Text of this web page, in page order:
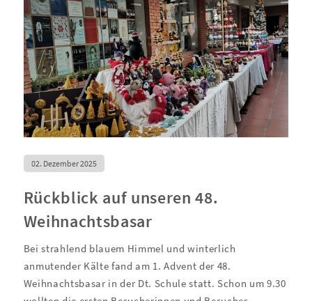
02. Dezember 2025
Rückblick auf unseren 48.
Weihnachtsbasar
Bei strahlend blauem Himmel und winterlich
anmutender Kälte fand am 1. Advent der 48.
Weihnachtsbasar in der Dt. Schule statt. Schon um 9.30